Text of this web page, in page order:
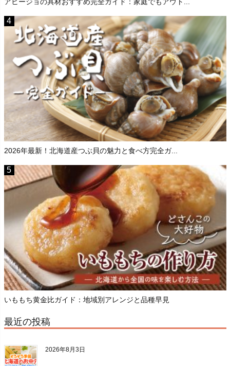
アヒージョの具材おすすめ完全ガイド：家庭でもアウト...
2026年最新！北海道産つぶ貝の魅力と食べ方完全ガ...
いももち黄金比ガイド：地域別アレンジと品種早見
最近の投稿
2026年8月3日